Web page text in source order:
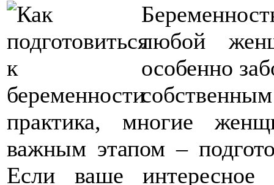
любой
особенно
практика, многие
важным этапом –
Если ваше интересное